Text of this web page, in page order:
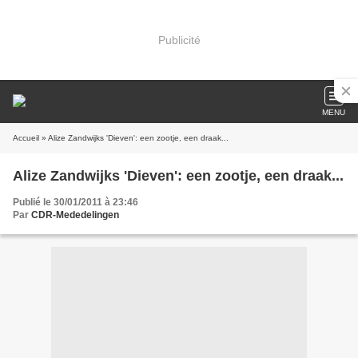
Publicité
MENU
Accueil » Alize Zandwijks 'Dieven': een zootje, een draak...
Alize Zandwijks 'Dieven': een zootje, een draak...
Publié le 30/01/2011 à 23:46
Par CDR-Mededelingen